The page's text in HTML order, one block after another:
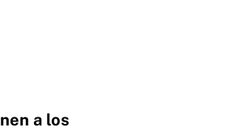
a los